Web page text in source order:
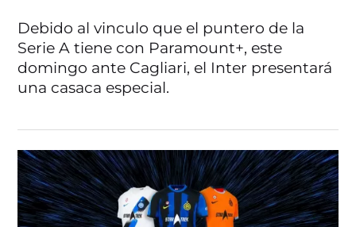
Debido al vinculo que el puntero de la
Serie A tiene con Paramount+, este
domingo ante Cagliari, el Inter presentará
una casaca especial.